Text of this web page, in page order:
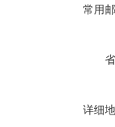
常用
详细